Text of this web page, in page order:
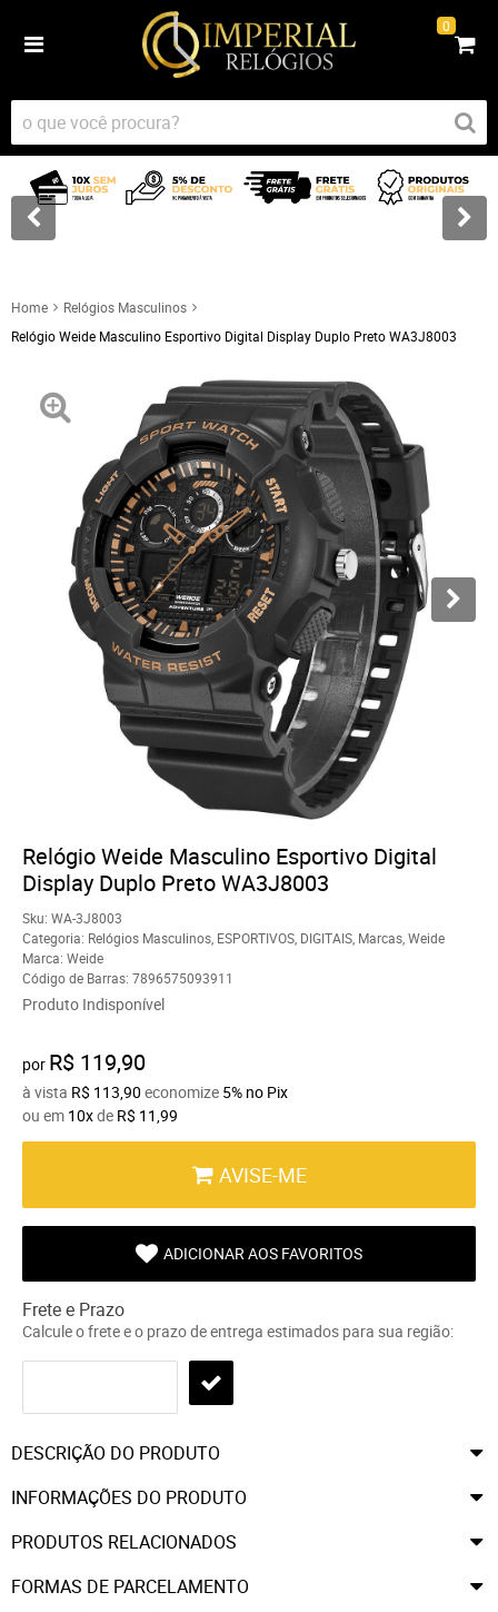
0
Home
Relógios Masculinos
Relógio Weide Masculino Esportivo Digital Display Duplo Preto WA3J8003
Relógio Weide Masculino Esportivo Digital
Display Duplo Preto WA3J8003
Sku: WA-3J8003
Categoria: Relógios Masculinos ESPORTIVOS DIGITAIS Marcas Weide
Marca: Weide
Código de Barras: 7896575093911
Produto Indisponível
por R$ 119,90
à vista R$ 113,90 economize 5% no Pix
ou em 10xde R$ 11,99
AVISE-ME
ADICIONAR AOS FAVORITOS
Frete e Prazo
Calcule o frete e o prazo de entrega estimados para sua região:
DESCRIÇÃO DO PRODUTO
INFORMAÇÕES DO PRODUTO
PRODUTOS RELACIONADOS
FORMAS DE PARCELAMENTO